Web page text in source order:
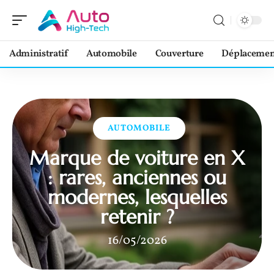
Administratif Automobile Couverture
AUTOMOBILE
Marque de voiture en X
: rares, anciennes ou
modernes, lesquelles
retenir ?
16/05/2026